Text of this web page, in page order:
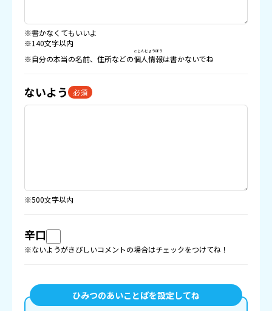
※書かなくてもいいよ
※140文字以内
※自分の本当の名前、住所などの個人情報
こじんじょうほう
は書かないでね
ないよう 必須
※500文字以内
辛口
※ないようがきびしいコメントの場合はチェックをつけてね！
ひみつのあいことばを設定してね